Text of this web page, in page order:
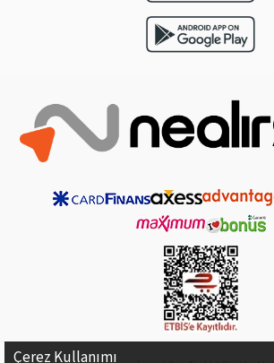
Çerez Kullanımı